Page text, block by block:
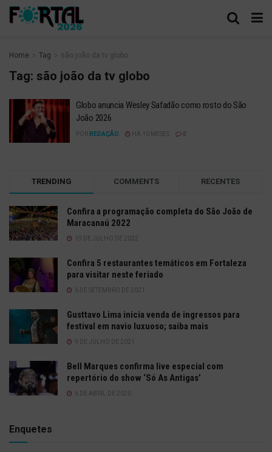
Home Tag são joão da tv globo
Tag: são joão da tv globo
Globo anuncia Wesley Safadão como rosto do São
João 2026
POR REDAÇÃO HÁ 10 MESES
TRENDING COMMENTS RECENTES
Confira a programação completa do São João de
Maracanaú 2022
19 DE JULHO DE 2022
Confira 5 restaurantes temáticos em Fortaleza
para visitar neste feriado
6 DE SETEMBRO DE 2021
Gusttavo Lima inicia venda de ingressos para
festival em navio luxuoso; saiba mais
9 DE JULHO DE 2021
Bell Marques confirma live especial com
repertório do show ‘Só As Antigas’
6 DE ABRIL DE 2020
Enquetes